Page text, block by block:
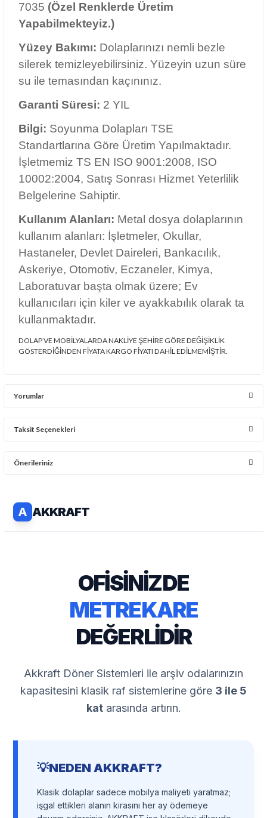
İşletmemiz TS EN ISO 9001:2008, ISO
10002:2004, Satış Sonrası Hizmet Yeterlilik
Belgelerine Sahiptir.
Kullanım Alanları: Metal dosya dolaplarının
kullanım alanları: İşletmeler, Okullar,
Hastaneler, Devlet Daireleri, Bankacılık,
Laboratuvar başta olmak üzere; Ev
kullanmaktadır.
DOLAP VE MOBİLYALARDA NAKLİYE ŞEHİRE GÖRE DEĞİŞİKLİK
GÖSTERDİĞİNDEN FİYATA KARGO FİYATI DAHİL EDİLMEMİŞTİR.
Yorumlar
Taksit Seçenekleri
Önerileriniz
Bu ürünün fiyat bilgisi, resim, ürün açıklamalarında ve diğer
konularda yetersiz gördüğünüz noktaları öneri formunu kullanarak
tarafımıza iletebilirsiniz.
Ürün resmi kalitesiz, bozuk veya görüntülenemiyor.
Ürün açıklamasında eksik bilgiler bulunuyor.
Ürün bilgilerinde hatalar bulunuyor.
Bu ürüne benzer farklı alternatifler olmalı.